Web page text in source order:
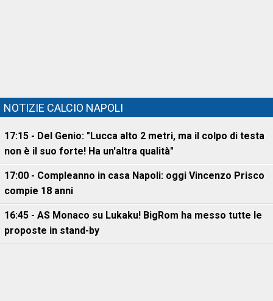
NOTIZIE CALCIO NAPOLI
17:15 - Del Genio: "Lucca alto 2 metri, ma il colpo di testa
non è il suo forte! Ha un'altra qualità"
17:00 - Compleanno in casa Napoli: oggi Vincenzo Prisco
compie 18 anni
16:45 - AS Monaco su Lukaku! BigRom ha messo tutte le
proposte in stand-by